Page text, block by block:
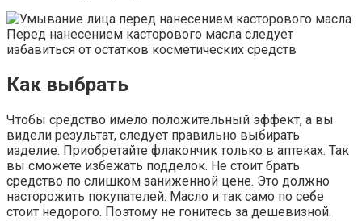
Перед нанесением касторового масла следует
избавиться от остатков косметических средств
Как выбрать
Чтобы средство имело положительный эффект, а вы
видели результат, следует правильно выбирать
изделие. Приобретайте флакончик только в аптеках. Так
вы сможете избежать подделок. Не стоит брать
средство по слишком заниженной цене. Это должно
насторожить покупателей. Масло и так само по себе
стоит недорого. Поэтому не гонитесь за дешевизной.